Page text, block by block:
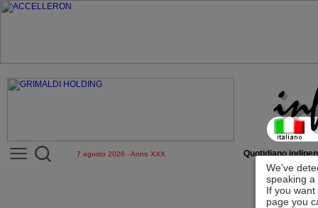
We've
speaking
If you
page you
7 agosto 2026 - Anno XXX Quotidiano